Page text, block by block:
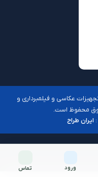
تجهیزات عکاسی و فیلمبرداری و
محفوظ است.
ایران طراح
ورود تماس